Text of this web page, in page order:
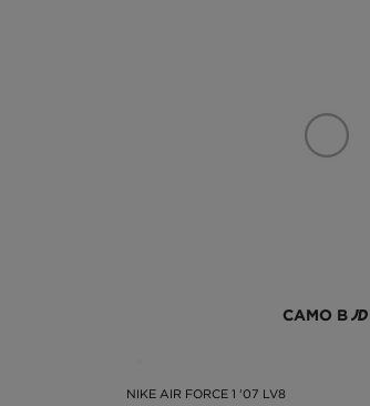
САМО В
NIKE AIR FORCE 1 '07 LV8